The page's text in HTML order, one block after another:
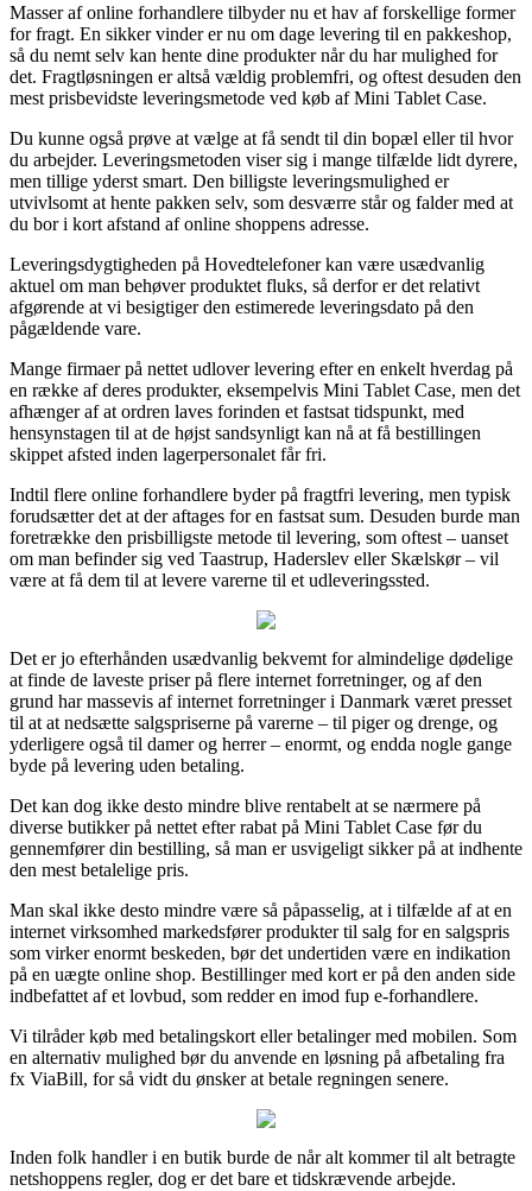
Masser af online forhandlere tilbyder nu et hav af forskellige former
for fragt. En sikker vinder er nu om dage levering til en pakkeshop,
så du nemt selv kan hente dine produkter når du har mulighed for
det. Fragtløsningen er altså vældig problemfri, og oftest desuden den
mest prisbevidste leveringsmetode ved køb af Mini Tablet Case.
Du kunne også prøve at vælge at få sendt til din bopæl eller til hvor
du arbejder. Leveringsmetoden viser sig i mange tilfælde lidt dyrere,
men tillige yderst smart. Den billigste leveringsmulighed er
utvivlsomt at hente pakken selv, som desværre står og falder med at
du bor i kort afstand af online shoppens adresse.
Leveringsdygtigheden på Hovedtelefoner kan være usædvanlig
aktuel om man behøver produktet fluks, så derfor er det relativt
afgørende at vi besigtiger den estimerede leveringsdato på den
pågældende vare.
Mange firmaer på nettet udlover levering efter en enkelt hverdag på
en række af deres produkter, eksempelvis Mini Tablet Case, men det
afhænger af at ordren laves forinden et fastsat tidspunkt, med
hensynstagen til at de højst sandsynligt kan nå at få bestillingen
skippet afsted inden lagerpersonalet får fri.
Indtil flere online forhandlere byder på fragtfri levering, men typisk
forudsætter det at der aftages for en fastsat sum. Desuden burde man
foretrække den prisbilligste metode til levering, som oftest – uanset
om man befinder sig ved Taastrup, Haderslev eller Skælskør – vil
være at få dem til at levere varerne til et udleveringssted.
Det er jo efterhånden usædvanlig bekvemt for almindelige dødelige
at finde de laveste priser på flere internet forretninger, og af den
grund har massevis af internet forretninger i Danmark været presset
til at at nedsætte salgspriserne på varerne – til piger og drenge, og
yderligere også til damer og herrer – enormt, og endda nogle gange
byde på levering uden betaling.
Det kan dog ikke desto mindre blive rentabelt at se nærmere på
diverse butikker på nettet efter rabat på Mini Tablet Case før du
gennemfører din bestilling, så man er usvigeligt sikker på at indhente
den mest betalelige pris.
Man skal ikke desto mindre være så påpasselig, at i tilfælde af at en
internet virksomhed markedsfører produkter til salg for en salgspris
som virker enormt beskeden, bør det undertiden være en indikation
på en uægte online shop. Bestillinger med kort er på den anden side
indbefattet af et lovbud, som redder en imod fup e-forhandlere.
Vi tilråder køb med betalingskort eller betalinger med mobilen. Som
en alternativ mulighed bør du anvende en løsning på afbetaling fra
fx ViaBill, for så vidt du ønsker at betale regningen senere.
Inden folk handler i en butik burde de når alt kommer til alt betragte
netshoppens regler, dog er det bare et tidskrævende arbejde.